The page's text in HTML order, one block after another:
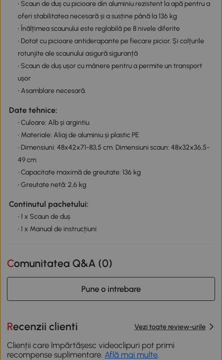
• Scaun de duș cu picioare din aluminiu rezistent la apă pentru a
oferi stabilitatea necesară și a susține până la 136 kg
• Înălțimea scaunului este reglabilă pe 8 nivele diferite
• Dotat cu picioare antiderapante pe fiecare picior. Și colțurile
rotunjite ale scaunului asigură siguranță
• Scaun de duș ușor cu mânere pentru a permite un transport
ușor
• Asamblare necesară.
Date tehnice:
• Culoare: Alb și argintiu
• Materiale: Aliaj de aluminiu și plastic PE
• Dimensiuni: 48x42x71-83,5 cm. Dimensiuni scaun: 48x32x36,5-
49 cm
• Capacitate maximă de greutate: 136 kg
• Greutate netă: 2,6 kg
Continutul pachetului:
• 1 x Scaun de duș
• 1 x Manual de instrucțiuni
Comunitatea Q&A (0)
Pune o intrebare
Recenzii clienti Vezi toate review-urile
Clienții care împărtășesc videoclipuri pot primi
recompense suplimentare. Află mai multe